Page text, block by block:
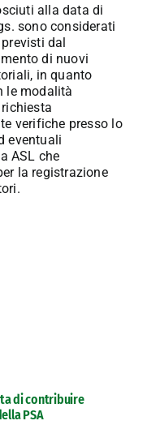
alla data di
sono considerati
dal
di nuovi
in quanto
le modalità
verifiche presso lo
eventuali
ASL che
la registrazione
di contribuire
PSA